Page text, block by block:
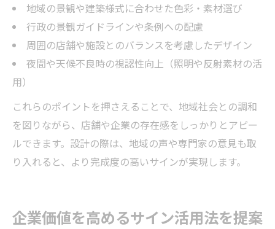
地域の景観や建築様式に合わせた色彩・素材選び
行政の景観ガイドラインや条例への配慮
周囲の店舗や施設とのバランスを考慮したデザイン
夜間や天候不良時の視認性向上（照明や反射素材の活
用）
これらのポイントを押さえることで、地域社会との調和
を図りながら、店舗や企業の存在感をしっかりとアピー
ルできます。設計の際は、地域の声や専門家の意見も取
り入れると、より完成度の高いサインが実現します。
企業価値を高めるサイン活用法を提案